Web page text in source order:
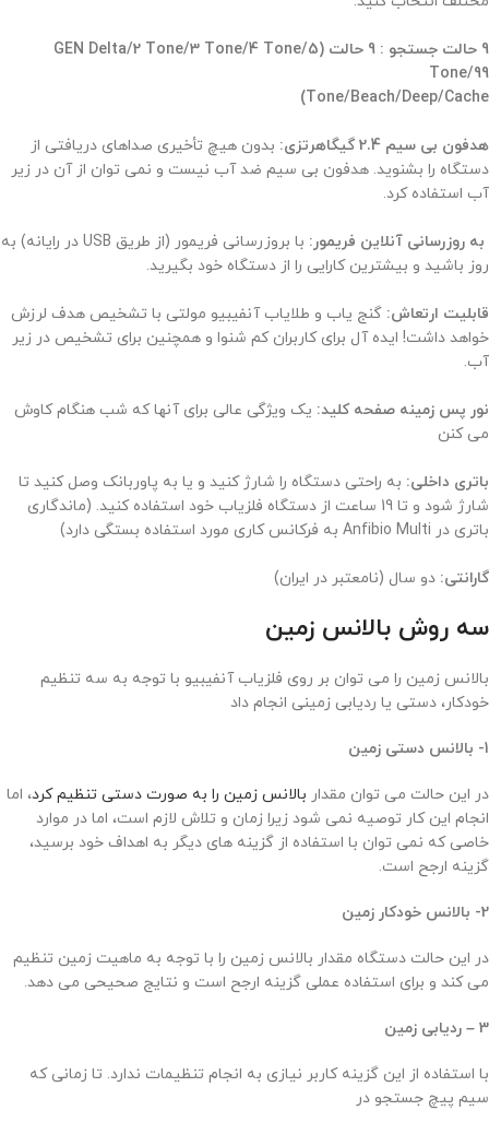
9 حالت جستجو : 9 حالت (GEN Delta/2 Tone/3 Tone/4 Tone/5
Tone/99
Tone/Beach/Deep/Cache)
هدفون بی سیم 2.4 گیگاهرتزی:
بدون هیچ تأخیری صداهای دریافتی از
دستگاه را بشنوید. هدفون بی سیم ضد آب نیست و نمی توان از آن در زیر
آب استفاده کرد.
به روزرسانی آنلاین فریمور:
با بروزرسانی فریمور (از طریق USB در رایانه) به
روز باشید و بیشترین کارایی را از دستگاه خود بگیرید.
قابلیت ارتعاش: گنج یاب و طلایاب آنفیبیو مولتی با تشخیص هدف لرزش
خواهد داشت! ایده آل برای کاربران کم شنوا و همچنین برای تشخیص در زیر
آب.
نور پس زمینه صفحه کلید: یک ویژگی عالی برای آنها که شب هنگام کاوش
می کنن
باتری داخلی: به راحتی دستگاه را شارژ کنید و یا به پاوربانک وصل کنید تا
شارژ شود و تا 19 ساعت از دستگاه فلزیاب خود استفاده کنید. (ماندگاری
باتری در Anfibio Multi به فرکانس کاری مورد استفاده بستگی دارد)
گارانتی: دو سال (نامعتبر در ایران)
سه روش بالانس زمین
بالانس زمین را می توان بر روی فلزیاب آنفیبیو با توجه به سه تنظیم
خودکار، دستی یا ردیابی زمینی انجام داد
1- بالانس دستی زمین
در این حالت می توان مقدار بالانس زمین را به صورت دستی تنظیم کرد، اما
انجام این کار توصیه نمی شود زیرا زمان و تلاش لازم است، اما در موارد
خاصی که نمی توان با استفاده از گزینه های دیگر به اهداف خود برسید،
گزینه ارجح است.
2- بالانس خودکار زمین
در این حالت دستگاه مقدار بالانس زمین را با توجه به ماهیت زمین تنظیم
می کند و برای استفاده عملی گزینه ارجح است و نتایج صحیحی می دهد.
3 – ردیابی زمین
با استفاده از این گزینه کاربر نیازی به انجام تنظیمات ندارد. تا زمانی که
سیم پیچ جستجو در